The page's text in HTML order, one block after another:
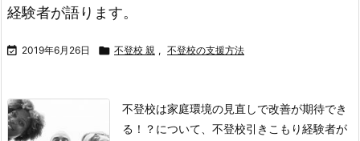
経験者が語ります。
 2019年6月26日  不登校 親 , 不登校の支援方法
不登校は家庭環境の見直しで改善が期待でき
る！？について、不登校引きこもり経験者が